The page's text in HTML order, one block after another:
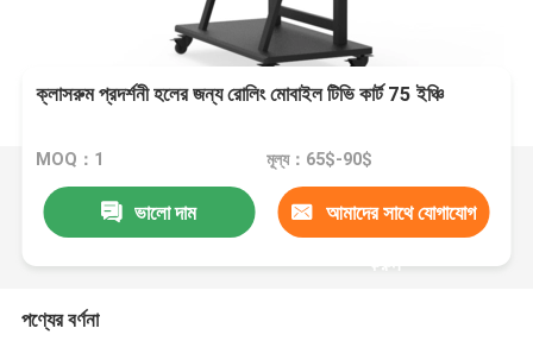
ক্লাসরুম প্রদর্শনী হলের জন্য রোলিং মোবাইল টিভি কার্ট 75 ইঞ্চি
MOQ：1 মূল্য：65$-90$
ভালো দাম আমাদের সাথে যোগাযোগ
করুন
পণ্যের বর্ণনা